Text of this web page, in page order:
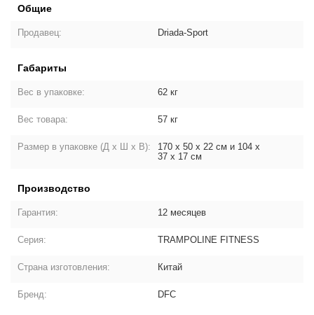
Общие
Продавец: Driada-Sport
Габариты
Вес в упаковке: 62 кг
Вес товара: 57 кг
Размер в упаковке (Д х Ш х В):
170 х 50 х 22 см и 104 х
37 х 17 см
Производство
Гарантия: 12 месяцев
Серия: TRAMPOLINE FITNESS
Страна изготовления: Китай
Бренд: DFC